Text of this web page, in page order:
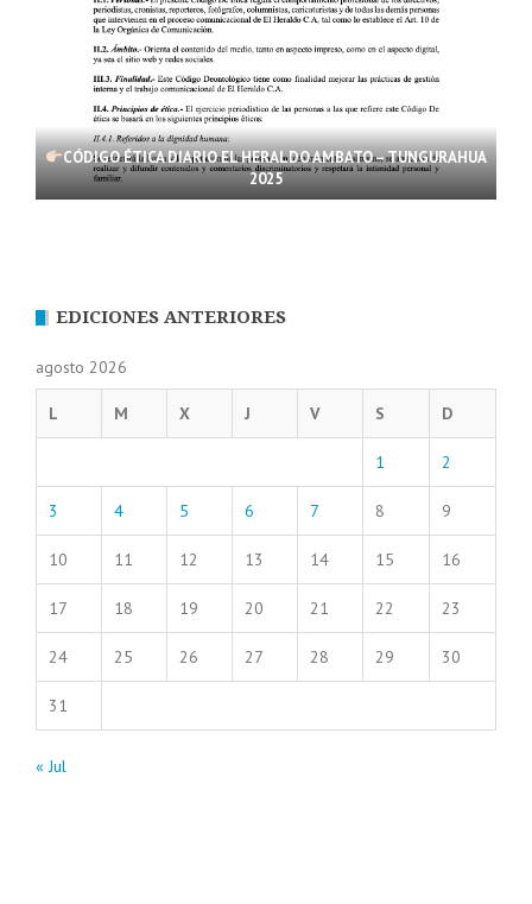
CÓDIGO ÉTICA DIARIO EL HERALDO AMBATO – TUNGURAHUA
2025
EDICIONES ANTERIORES
agosto 2026
L M X J V S D
1 2
3 4 5 6 7 8 9
10 11 12 13 14 15 16
17 18 19 20 21 22 23
24 25 26 27 28 29 30
31
« Jul